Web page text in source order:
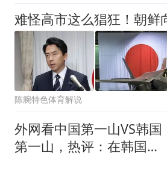
陈腕特色体育解说
外网看中国第一山VS韩国
第一山，热评：在韩国土